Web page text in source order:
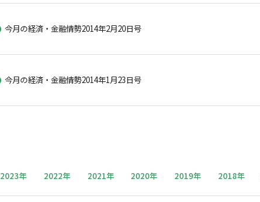
今月の経済・金融情勢2014年2月20日号
今月の経済・金融情勢2014年1月23日号
2023年 2022年 2021年 2020年 2019年 2018年